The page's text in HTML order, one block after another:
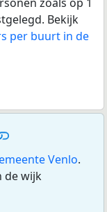
Bekijk
per buurt in de
Venlo.
de wijk